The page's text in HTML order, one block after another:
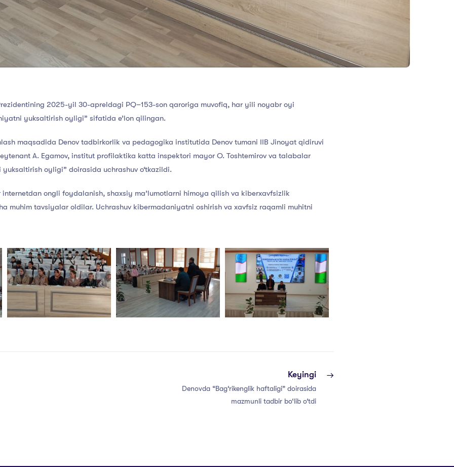
2025-yil 30-apreldagi PQ–153-son qaroriga muvofiq, har yili noyabr oyi
yuksaltirish oyligi” sifatida e’lon qilingan.
maqsadida Denov tadbirkorlik va pedagogika institutida Denov tumani IIB Jinoyat qidiruvi
A. Egamov, institut profilaktika katta inspektori mayor O. Toshtemirov va talabalar
oyligi” doirasida uchrashuv o‘tkazildi.
ongli foydalanish, shaxsiy ma’lumotlarni himoya qilish va kiberxavfsizlik
muhim tavsiyalar oldilar. Uchrashuv kibermadaniyatni oshirish va xavfsiz raqamli muhitni
Keyingi
Denovda “Bag‘rikenglik haftaligi” doirasida
mazmunli tadbir bo‘lib o‘tdi